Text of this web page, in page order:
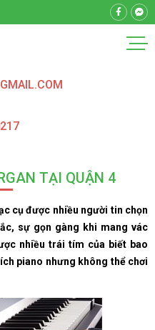
TẠI QUẬN 4
cụ được nhiều người tin chọn
sự gọn gàng khi mang vác
nhiều trái tím của biết bao
piano nhưng không thể chơi